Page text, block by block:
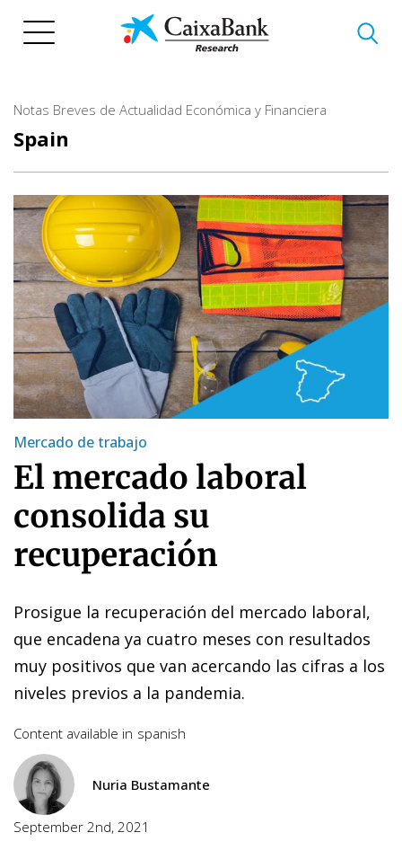
Notas Breves de Actualidad Económica y Financiera
Spain
Mercado de trabajo
El mercado laboral
consolida su
recuperación
Prosigue la recuperación del mercado laboral,
que encadena ya cuatro meses con resultados
muy positivos que van acercando las cifras a los
niveles previos a la pandemia.
Content available in spanish
Nuria Bustamante
September 2nd, 2021